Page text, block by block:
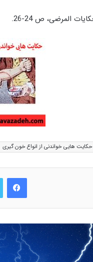
حکایت هایی خواندنی از انواع خون گیری
فیس بوک